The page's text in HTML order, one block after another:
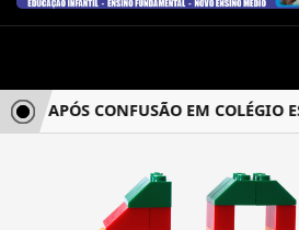
APÓS CONFUSÃO EM COLÉGIO